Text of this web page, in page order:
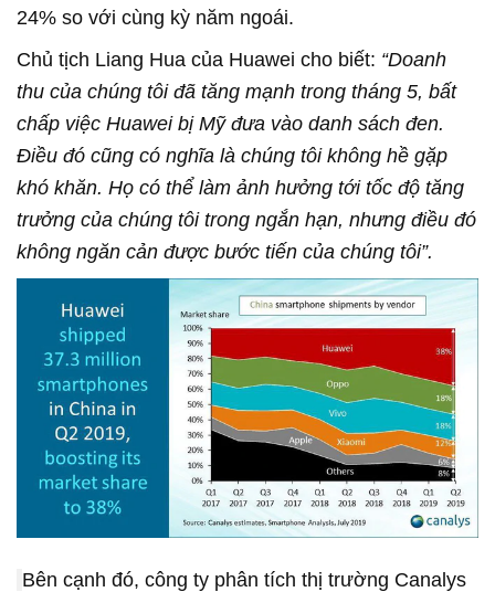
24% so với cùng kỳ năm ngoái.
Chủ tịch Liang Hua của Huawei cho biết: “Doanh
thu của chúng tôi đã tăng mạnh trong tháng 5, bất
chấp việc Huawei bị Mỹ đưa vào danh sách đen.
Điều đó cũng có nghĩa là chúng tôi không hề gặp
khó khăn. Họ có thể làm ảnh hưởng tới tốc độ tăng
trưởng của chúng tôi trong ngắn hạn, nhưng điều đó
không ngăn cản được bước tiến của chúng tôi”.
Bên cạnh đó, công ty phân tích thị trường Canalys